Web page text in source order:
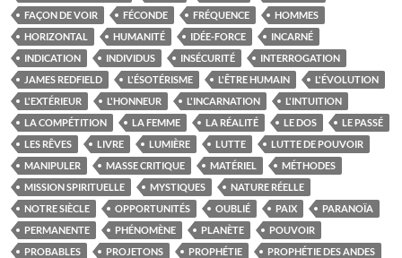
FAÇON DE VOIR
FÉCONDE FRÉQUENCE
HOMMES
HORIZONTAL
HUMANITÉ IDÉE-FORCE
INCARNÉ
INDICATION
INDIVIDUS INSÉCURITÉ
INTERROGATION
JAMES REDFIELD
L'ÉSOTÉRISME L'ÊTRE HUMAIN
L'ÉVOLUTION
L'EXTÉRIEUR
L'HONNEUR L'INCARNATION
L'INTUITION
LA COMPÉTITION
LA FEMME LA RÉALITÉ LE DOS
LE PASSÉ
LES RÊVES
LIVRE LUMIÈRE LUTTE
LUTTE DE POUVOIR
MANIPULER
MASSE CRITIQUE MATÉRIEL
MÉTHODES
MISSION SPIRITUELLE
MYSTIQUES
NATURE RÉELLE
NOTRE SIÈCLE
OPPORTUNITÉS OUBLIÉ PAIX
PARANOÏA
PERMANENTE
PHÉNOMÈNE PLANÈTE
POUVOIR
PROBABLES
PROJETONS PROPHÉTIE
PROPHÉTIE DES ANDES